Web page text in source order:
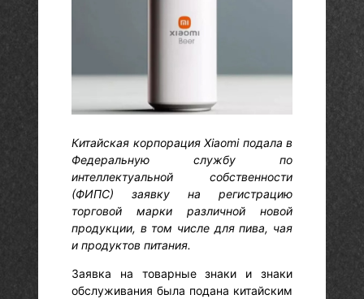
Китайская корпорация Xiaomi подала в
Федеральную службу по
интеллектуальной собственности
(ФИПС) заявку на регистрацию
торговой марки различной новой
продукции, в том числе для пива, чая
и продуктов питания.
Заявка на товарные знаки и знаки
обслуживания была подана китайским